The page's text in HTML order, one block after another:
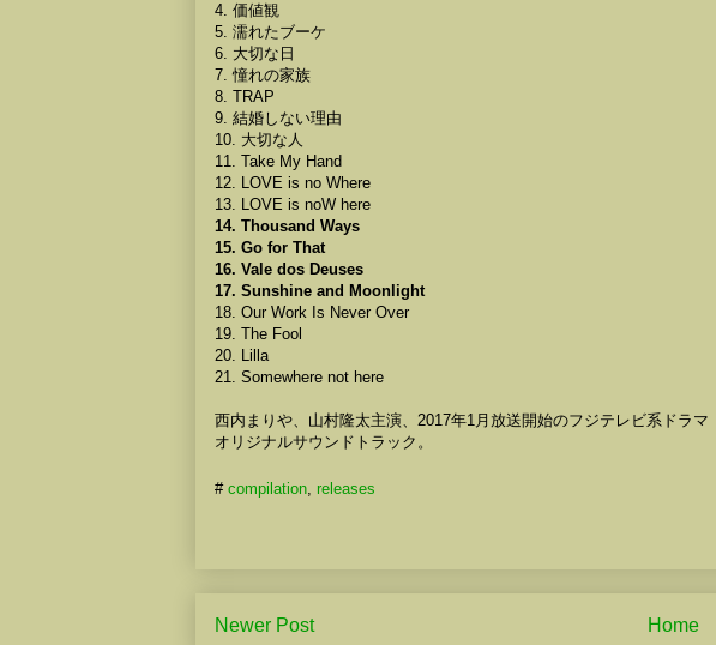
4. 価値観
5. 濡れたブーケ
6. 大切な日
7. 憧れの家族
8. TRAP
9. 結婚しない理由
10. 大切な人
11. Take My Hand
12. LOVE is no Where
13. LOVE is noW here
14. Thousand Ways
15. Go for That
16. Vale dos Deuses
17. Sunshine and Moonlight
18. Our Work Is Never Over
19. The Fool
20. Lilla
21. Somewhere not here
西内まりや、山村隆太主演、2017年1月放送開始のフジテレビ系ドラマ
オリジナルサウンドトラック。
# compilation releases
Newer Post Home